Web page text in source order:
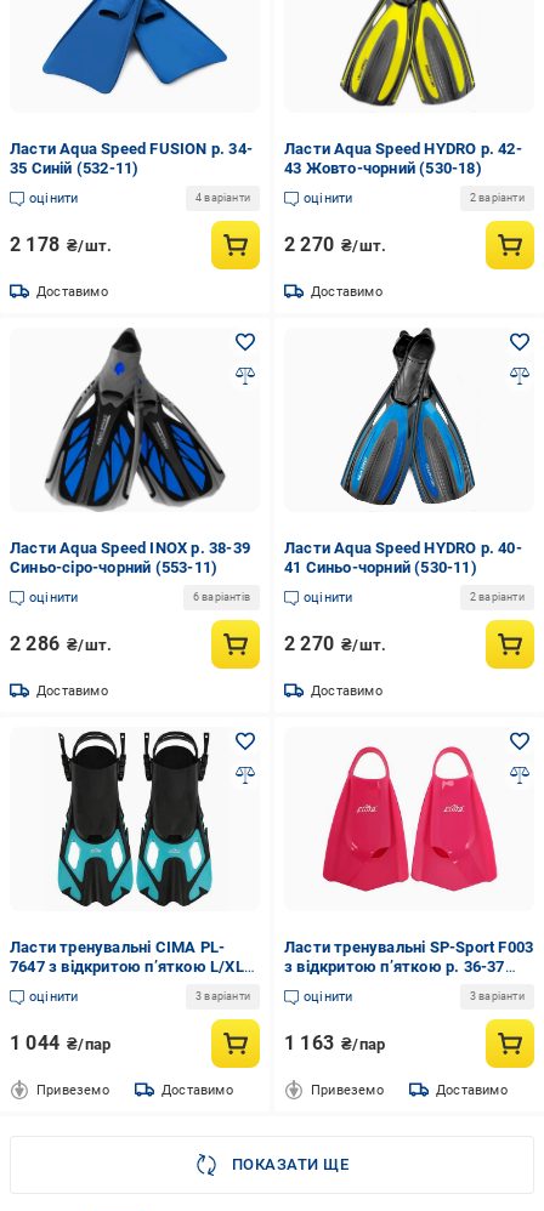
Ласти Aqua Speed FUSION р. 34-
35 Синій (532-11)
оцінити 4 варіанти
2 178 ₴/шт.
Доставимо
Ласти Aqua Speed HYDRO р. 42-
43 Жовто-чорний (530-18)
оцінити 2 варіанти
2 270 ₴/шт.
Доставимо
Ласти Aqua Speed INOX р. 38-39
Синьо-сіро-чорний (553-11)
оцінити 6 варіантів
2 286 ₴/шт.
Доставимо
Ласти Aqua Speed HYDRO р. 40-
41 Синьо-чорний (530-11)
оцінити 2 варіанти
2 270 ₴/шт.
Доставимо
Ласти тренувальні CIMA PL-
7647 з відкритою п’яткою L/XL
р. 42-47 Бірюзовий (34168090)
оцінити 3 варіанти
1 044 ₴/пар
Привеземо Доставимо
Ласти тренувальні SP-Sport F003
з відкритою п’яткою р. 36-37
Рожевий (34168082)
оцінити 3 варіанти
1 163 ₴/пар
Привеземо Доставимо
ПОКАЗАТИ ЩЕ